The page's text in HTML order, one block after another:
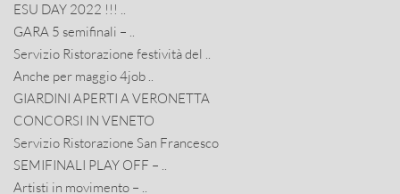
ESU DAY 2022 !!! ..
GARA 5 semifinali – ..
Servizio Ristorazione festività del ..
Anche per maggio 4job ..
GIARDINI APERTI A VERONETTA
CONCORSI IN VENETO
Servizio Ristorazione San Francesco
SEMIFINALI PLAY OFF – ..
Artisti in movimento – ..